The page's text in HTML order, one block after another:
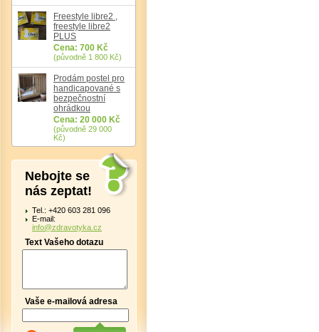
Freestyle libre2 ,
freestyle libre2
PLUS
Cena: 700 Kč
(původně 1 800 Kč)
Prodám postel pro
handicapované s
bezpečnostní
ohrádkou
Cena: 20 000 Kč
(původně 29 000
Kč)
Nebojte se
nás zeptat!
Tel.: +420 603 281 096
E-mail:
info@zdravotyka.cz
Text Vašeho dotazu
Vaše e-mailová adresa